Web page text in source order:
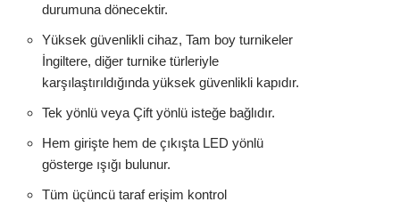
durumuna dönecektir.
Yüksek güvenlikli cihaz, Tam boy turnikeler
İngiltere, diğer turnike türleriyle
karşılaştırıldığında yüksek güvenlikli kapıdır.
Tek yönlü veya Çift yönlü isteğe bağlıdır.
Hem girişte hem de çıkışta LED yönlü
gösterge ışığı bulunur.
Tüm üçüncü taraf erişim kontrol